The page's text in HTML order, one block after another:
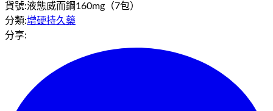
貨號:液態威而鋼160mg（7包）
分類:增硬持久藥
分享: